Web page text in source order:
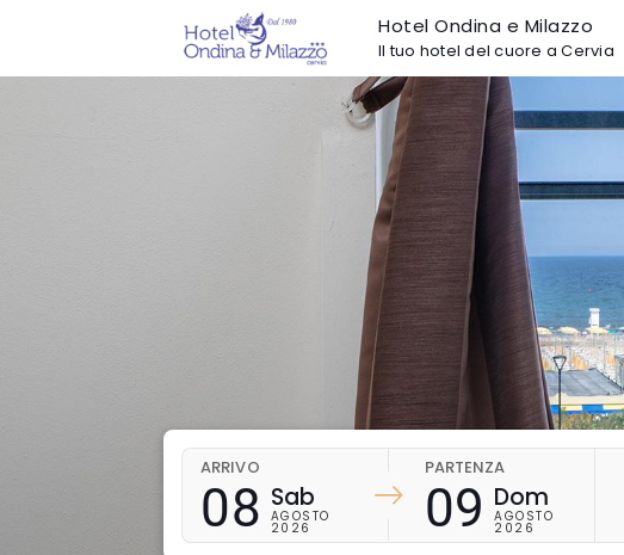
Hotel Ondina e Milazzo
Il tuo hotel del cuore a Cervia
ARRIVO
08 Sab
AGOSTO
2026
PARTENZA
09 Dom
AGOSTO
2026